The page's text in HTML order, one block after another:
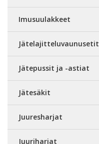
Imusuulakkeet
Jätelajitteluvaunusetit
Jätepussit ja -astiat
Jätesäkit
Juuresharjat
Juuriharjat